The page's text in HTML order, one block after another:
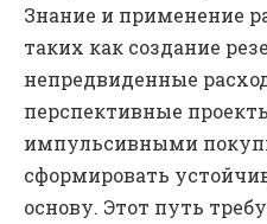
Знание и применение
таких как создание
непредвиденные
перспективные
импульсивными
сформировать
основу. Этот путь